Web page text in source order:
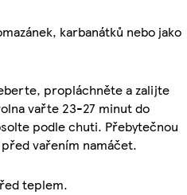
karbanátků nebo jako
propláchněte a zalijte
vařte 23-27 minut do
podle chuti. Přebytečnou
vařením namáčet.
teplem.